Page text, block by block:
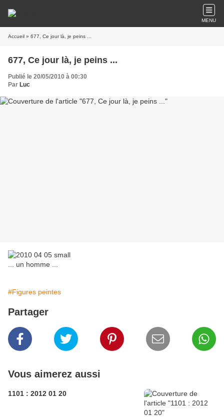
MENU
Accueil » 677, Ce jour là, je peins ...
677, Ce jour là, je peins ...
Publié le 20/05/2010 à 00:30
Par Luc
... un homme ...
#Figures peintes
Partager
Vous aimerez aussi
1101 : 2012 01 20